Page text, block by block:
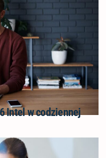
Intel w codziennej